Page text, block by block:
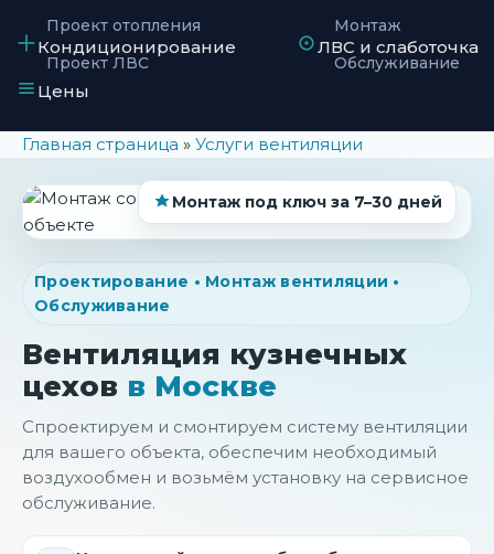
Проект отопления
Проект ЛВС
Монтаж
Обслуживание
Кондиционирование ЛВС и слаботочка
Цены
Главная страница » Услуги вентиляции
Проектирование • Монтаж вентиляции •
Обслуживание
Вентиляция кузнечных
цехов в Москве
Спроектируем и смонтируем систему вентиляции
для вашего объекта, обеспечим необходимый
воздухообмен и возьмём установку на сервисное
обслуживание.
Монтаж под ключ за 7–30 дней